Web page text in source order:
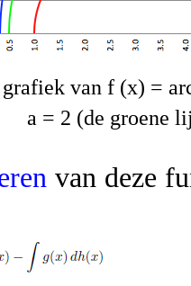
van f (x) =
a = 2 (de groene
van deze